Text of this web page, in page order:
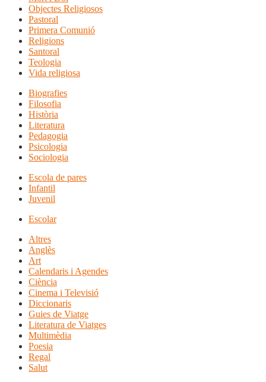
Objectes Religiosos
Pastoral
Primera Comunió
Religions
Santoral
Teologia
Vida religiosa
Biografies
Filosofia
Història
Literatura
Pedagogia
Psicologia
Sociologia
Escola de pares
Infantil
Juvenil
Escolar
Altres
Anglès
Art
Calendaris i Agendes
Ciència
Cinema i Televisió
Diccionaris
Guies de Viatge
Literatura de Viatges
Multimèdia
Poesia
Regal
Salut